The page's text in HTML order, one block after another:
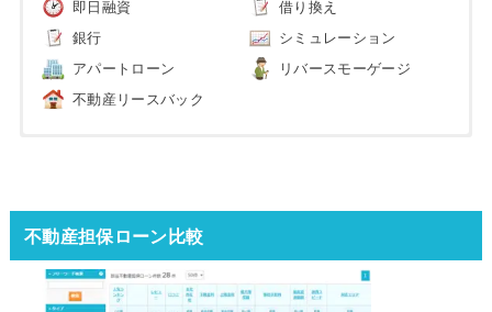
即日融資 借り換え
銀行 シミュレーション
アパートローン リバースモーゲージ
不動産リースバック
不動産担保ローン比較